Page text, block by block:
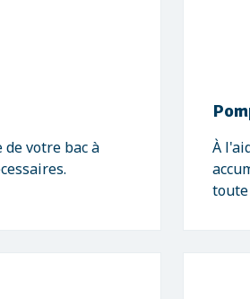
votre bac à
À